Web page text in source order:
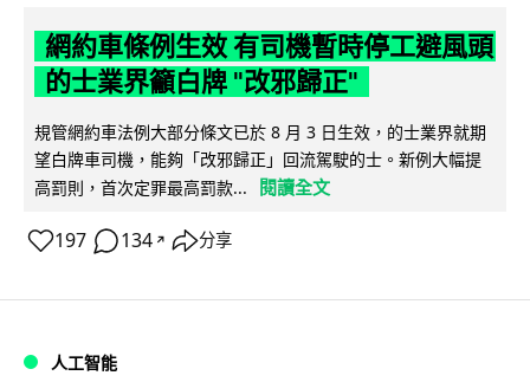
網約車條例生效 有司機暫時停工避風頭
的士業界籲白牌 "改邪歸正"
規管網約車法例大部分條文已於 8 月 3 日生效，的士業界就期
望白牌車司機，能夠「改邪歸正」回流駕駛的士。新例大幅提
高罰則，首次定罪最高罰款...
閱讀全文
197 134 ↗ 分享
人工智能